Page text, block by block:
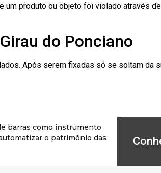
produto ou objeto foi violado através
do Ponciano
Após serem fixadas só se soltam da
barras como instrumento
o patrimônio das